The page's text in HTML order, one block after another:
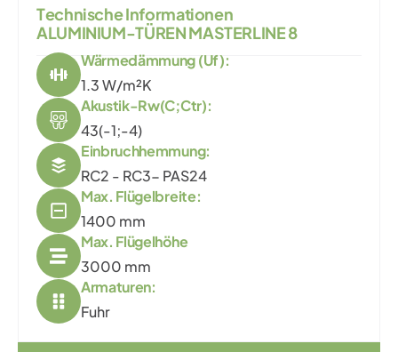
TechnischeInformationen
ALUMINIUM-TÜRENMASTERLINE8
Wärmedämmung (Uf):
1.3 W/m²K
Akustik-Rw(C;Ctr):
43(-1;-4)
Einbruchhemmung:
RC2 - RC3- PAS24
Max. Flügelbreite:
1400 mm
Max. Flügelhöhe
3000 mm
Armaturen:
Fuhr